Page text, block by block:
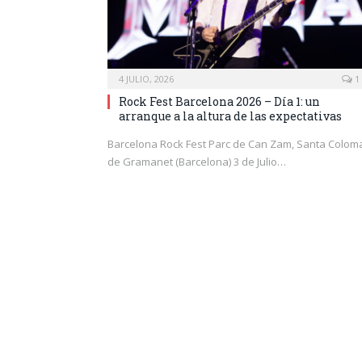
4 JULIO, 2026 1
Rock Fest Barcelona 2026 – Día 1: un
arranque a la altura de las expectativas
Barcelona Rock Fest Parc de Can Zam, Santa
de Gramanet (Barcelona) 3 de Julio…